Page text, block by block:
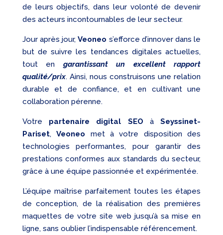
de leurs objectifs, dans leur volonté de devenir
des acteurs incontournables de leur secteur.
Jour après jour,Veoneo s’efforce d’innover dans le
but de suivre les tendances digitales actuelles,
tout en garantissant un excellent rapport
qualité/prix. Ainsi, nous construisons une relation
durable et de confiance, et en cultivant une
collaboration pérenne.
Votre partenaire digital SEO àSeyssinet-
Pariset,Veoneo met à votre disposition des
technologies performantes, pour garantir des
prestations conformes aux standards du secteur,
grâce à une équipe passionnée et expérimentée.
L’équipe maîtrise parfaitement toutes les étapes
de conception, de la réalisation des premières
maquettes de votre site web jusqu’à sa mise en
ligne, sans oublier l’indispensable référencement.